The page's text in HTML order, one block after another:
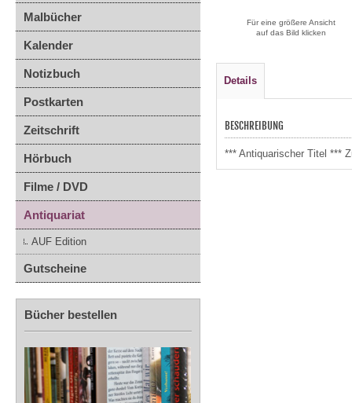
Malbücher
Kalender
Notizbuch
Postkarten
Zeitschrift
Hörbuch
Filme / DVD
Antiquariat
AUF Edition
Gutscheine
Bücher bestellen
Für eine größere Ansicht
auf das Bild klicken
Details
BESCHREIBUNG
*** Antiquarischer Titel ***